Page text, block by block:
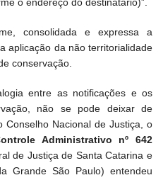
consolidada e expressa a
aplicação da não territorialidade
conservação.
entre as notificações e os
não se pode deixar de
Conselho Nacional de Justiça, o
Administrativo nº 642
de Justiça de Santa Catarina e
Grande São Paulo) entendeu